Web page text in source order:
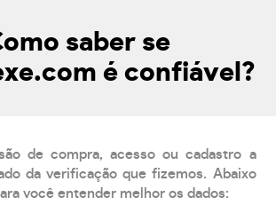
saber se
é confiável?
de compra, acesso ou cadastro a
da verificação que fizemos. Abaixo
você entender melhor os dados: